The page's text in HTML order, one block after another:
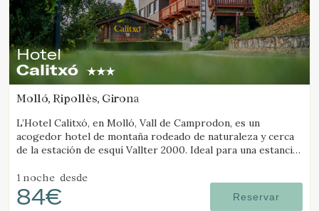
Hotel
Calitxó
Molló, Ripollès, Girona
L’Hotel Calitxó, en Molló, Vall de Camprodon, es un
acogedor hotel de montaña rodeado de naturaleza y cerca
de la estación de esquí Vallter 2000. Ideal para una estancia
1 noche desde
84€ Reservar